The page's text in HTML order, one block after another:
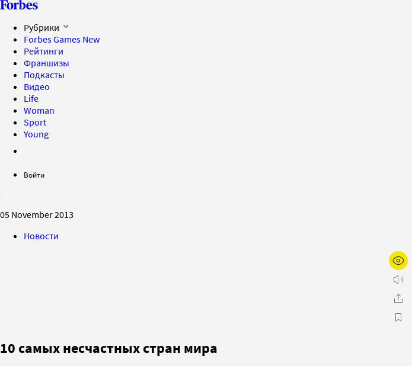
Рубрики
Forbes Games New
Рейтинги
Франшизы
Подкасты
Видео
Life
Woman
Sport
Young
Войти
05 November 2013
Новости
10 самых несчастных стран мира